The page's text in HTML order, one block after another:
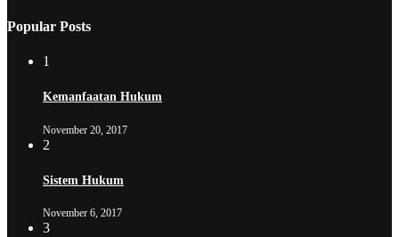
Popular Posts
1
Kemanfaatan Hukum
November 20, 2017
2
Sistem Hukum
November 6, 2017
3